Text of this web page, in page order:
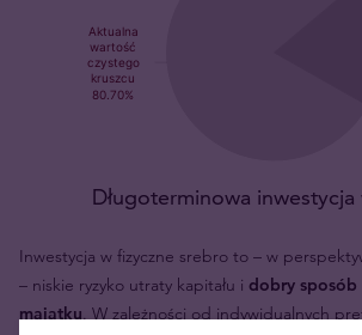
Długoterminowa
Inwestycja w fizyczne srebro to – w
– niskie ryzyko utraty kapitału i dobry sposób
majątku. W zależności od indywidualnych